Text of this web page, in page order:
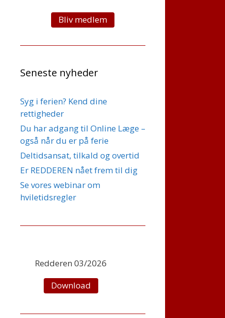
Bliv medlem
Seneste nyheder
Syg i ferien? Kend dine
rettigheder
Du har adgang til Online Læge –
også når du er på ferie
Deltidsansat, tilkald og overtid
Er REDDEREN nået frem til dig
Se vores webinar om
hviletidsregler
Redderen 03/2026
Download